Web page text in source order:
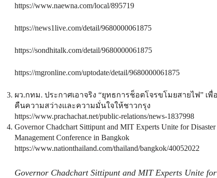
https://www.naewna.com/local/895719
https://news1live.com/detail/9680000061875
https://sondhitalk.com/detail/9680000061875
https://mgronline.com/uptodate/detail/9680000061875
ผว.กทม. ประกาศเอาจริง “ยุทธการช็อตโจรขโมยสายไฟ” เพื่
คืนความสว่างและความมั่นใจให้ชาวกรุง
https://www.prachachat.net/public-relations/news-1837998
Governor Chadchart Sittipunt and MIT Experts Unite for Disaster
Management Conference in Bangkok
https://www.nationthailand.com/thailand/bangkok/40052022
Governor Chadchart Sittipunt and MIT Experts Unite for